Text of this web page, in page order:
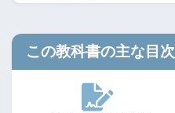
この教科書の主な目次